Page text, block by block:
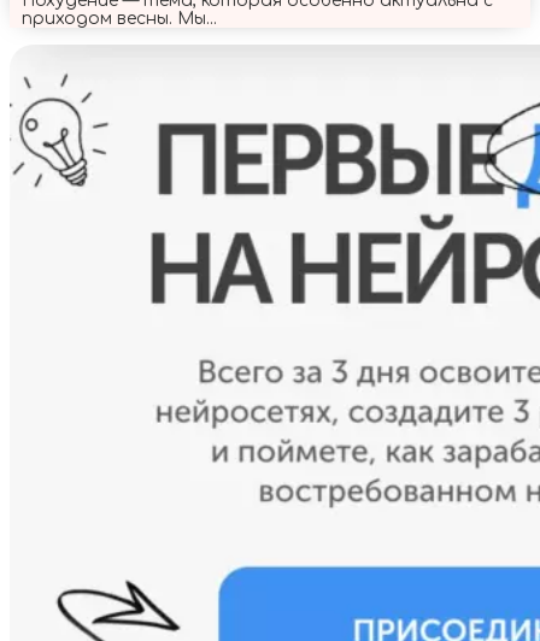
приходом весны. Мы...